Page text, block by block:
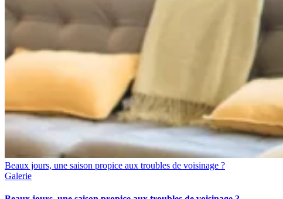
Beaux jours, une saison propice aux troubles de voisinage ?
Galerie